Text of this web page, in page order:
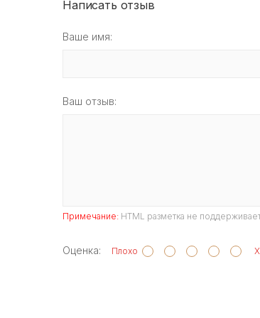
Написать отзыв
Ваше имя:
Ваш отзыв:
Примечание: HTML разметка не
Оценка: Плохо